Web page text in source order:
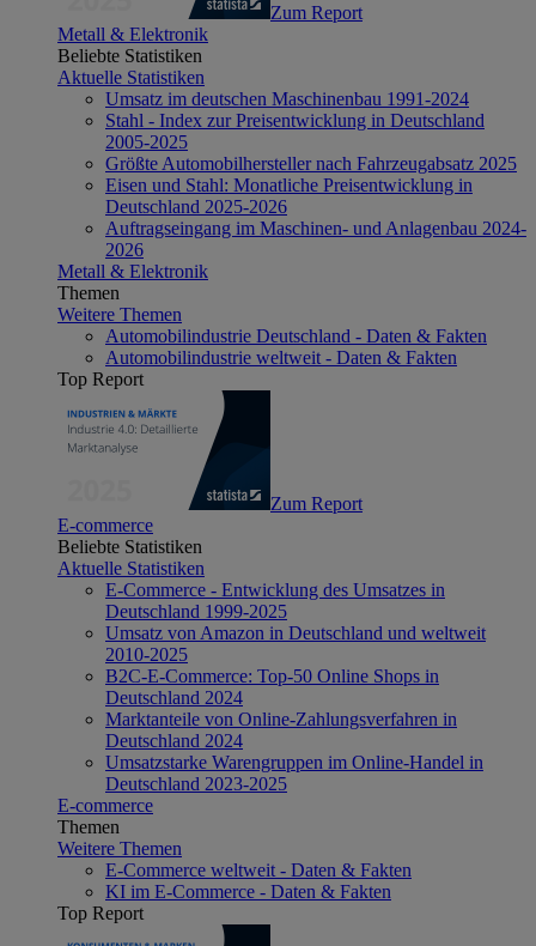
Zum Report
Metall & Elektronik
Beliebte Statistiken
Aktuelle Statistiken
Umsatz im deutschen Maschinenbau 1991-2024
Stahl - Index zur Preisentwicklung in Deutschland
2005-2025
Größte Automobilhersteller nach Fahrzeugabsatz 2025
Eisen und Stahl: Monatliche Preisentwicklung in
Deutschland 2025-2026
Auftragseingang im Maschinen- und Anlagenbau 2024-
2026
Metall & Elektronik
Themen
Weitere Themen
Automobilindustrie Deutschland - Daten & Fakten
Automobilindustrie weltweit - Daten & Fakten
Top Report
Zum Report
E-commerce
Beliebte Statistiken
Aktuelle Statistiken
E-Commerce - Entwicklung des Umsatzes in
Deutschland 1999-2025
Umsatz von Amazon in Deutschland und weltweit
2010-2025
B2C-E-Commerce: Top-50 Online Shops in
Deutschland 2024
Marktanteile von Online-Zahlungsverfahren in
Deutschland 2024
Umsatzstarke Warengruppen im Online-Handel in
Deutschland 2023-2025
E-commerce
Themen
Weitere Themen
E-Commerce weltweit - Daten & Fakten
KI im E-Commerce - Daten & Fakten
Top Report